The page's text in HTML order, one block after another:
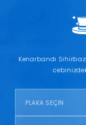
Kenarbandı
PLAKA SEÇİN